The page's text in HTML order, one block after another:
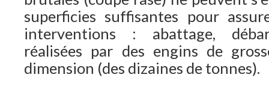
superficies suffisantes pour
interventions : abattage,
réalisées par des engins de
dimension (des dizaines de tonnes).